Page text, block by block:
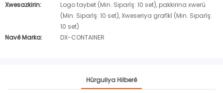
Xwesazkirin:
Logo taybet (Min. Siparîş: 10 set), pakkirina xwerû
(Min. Siparîş: 10 set), Xweseriya grafîkî (Min. Siparîş:
10 set)
Navê Marka:
DX-CONTAINER
Hûrguliya Hilberê